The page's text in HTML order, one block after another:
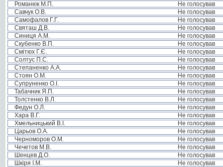
Романюк М.П.
Не голосував
Савчук О.В.
Не голосував
Самофалов Г.Г.
Не голосував
Святаш Д.В.
Не голосував
Синиця А.М.
Не голосував
Скубенко В.П.
Не голосував
Смітюх Г.Є.
Не голосував
Солтус П.С.
Не голосував
Степаненко А.А.
Не голосував
Стоян О.М.
Не голосував
Супруненко О.І.
Не голосував
Табачник Я.П.
Не голосував
Толстенко В.Л.
Не голосував
Федун О.Л.
Не голосував
Хара В.Г.
Не голосував
Хмельницький В.І.
Не голосував
Царьов О.А.
Не голосував
Черноморов О.М.
Не голосував
Чечетов М.В.
Не голосував
Шенцев Д.О.
Не голосував
Шкіря І.М.
Не голосував